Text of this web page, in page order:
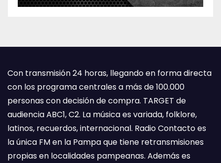
Con transmisión 24 horas, llegando en forma directa
con los programa centrales a más de 100.000
personas con decisión de compra. TARGET de
audiencia ABC1, C2. La música es variada, folklore,
latinos, recuerdos, internacional. Radio Contacto es
la única FM en la Pampa que tiene retransmisiones
propias en localidades pampeanas. Además es